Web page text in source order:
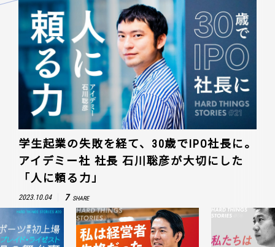
学生起業の失敗を経て、30歳でIPO社長に。
アイデミー社 社長 石川聡彦が大切にした
「人に頼る力」
2023.10.04 7 SHARE